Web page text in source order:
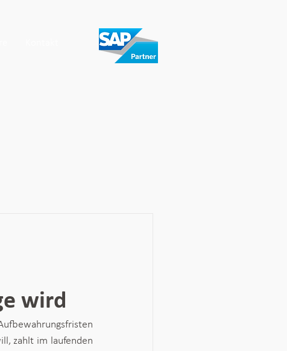
wird
zahlt im laufenden